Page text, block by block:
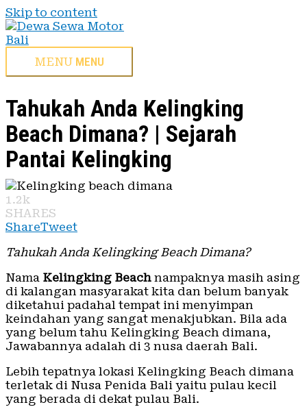
Skip to content
MENU MENU
Tahukah Anda Kelingking
Beach Dimana? | Sejarah
Pantai Kelingking
1.2k
SHARES
ShareTweet
Tahukah Anda Kelingking Beach Dimana?
Nama Kelingking Beach nampaknya masih asing
di kalangan masyarakat kita dan belum banyak
diketahui padahal tempat ini menyimpan
keindahan yang sangat menakjubkan. Bila ada
yang belum tahu Kelingking Beach dimana,
Jawabannya adalah di 3 nusa daerah Bali.
Lebih tepatnya lokasi Kelingking Beach dimana
terletak di Nusa Penida Bali yaitu pulau kecil
yang berada di dekat pulau Bali.